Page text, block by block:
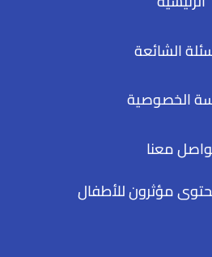
الشائعة
الخصوصية
معنا
مؤثرون للأطفال